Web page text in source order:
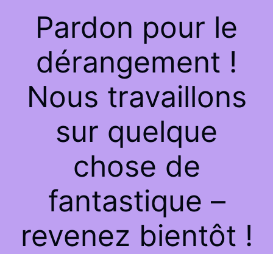
Pardon pour le
dérangement !
Nous travaillons
sur quelque
chose de
fantastique –
revenez bientôt !